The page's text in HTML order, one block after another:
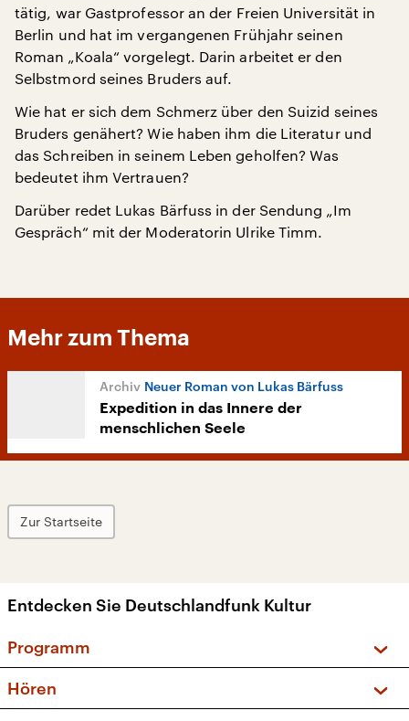
tätig, war Gastprofessor an der Freien Universität in
Berlin und hat im vergangenen Frühjahr seinen
Roman „Koala“ vorgelegt. Darin arbeitet er den
Selbstmord seines Bruders auf.
Wie hat er sich dem Schmerz über den Suizid seines
Bruders genähert? Wie haben ihm die Literatur und
das Schreiben in seinem Leben geholfen? Was
bedeutet ihm Vertrauen?
Darüber redet Lukas Bärfuss in der Sendung „Im
Gespräch“ mit der Moderatorin Ulrike Timm.
Mehr zum Thema
Neuer Roman von Lukas Bärfuss
Expedition in das Innere der
menschlichen Seele
Zur Startseite
Entdecken Sie Deutschlandfunk Kultur
Programm
Sendungen und Podcasts
Hören